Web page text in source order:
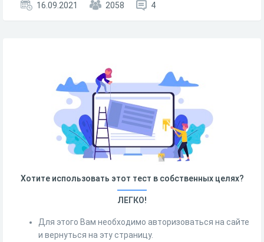
16.09.2021 2058 4
Хотите использовать этот тест в собственных целях?
ЛЕГКО!
Для этого Вам необходимо авторизоваться на сайте
и вернуться на эту страницу.